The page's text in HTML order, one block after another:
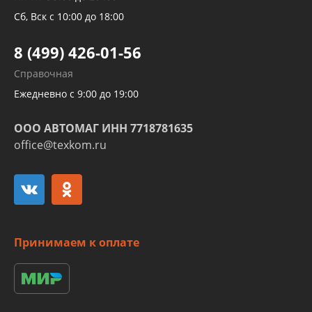
Трубок кондиционеров
Развертка пайка медных стальных
алюминиевых трубок и штуцеров
Сб, Вск с 10:00 до 18:00
8 (499) 426-01-56
Справочная
Ежедневно с 9:00 до 19:00
ООО АВТОМАГ ИНН 7718781635
office@texkom.ru
Принимаем к оплате